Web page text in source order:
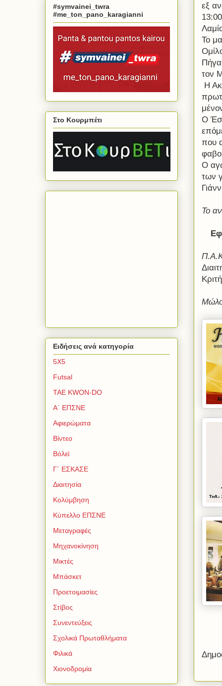
εξ
Το
τον
Η
Ο
που
Ο
των
Το
#symvainei_twra
#me_ton_pano_karagianni
Στο Κουρμπέτι
Ειδήσεις ανά κατηγορία
5Χ5
Futsal
TAE KWON-DO
Α΄ ΕΠΣΝΕ
Αφιερώματα
Βίντεο
Βόλεϊ
Γ΄ ΕΣΚΑΣΕ
Διαιτησία
Κολύμβηση
Κύπελλο ΕΠΣΝΕ
Μεταγραφές
Μηχανοκίνηση
Μικτές
Μπάσκετ
Προετοιμασίες
Στίβος
Συνεντεύξεις
Σχολικά Πρωταθλήματα
Φιλικά
Χιονοδρομία